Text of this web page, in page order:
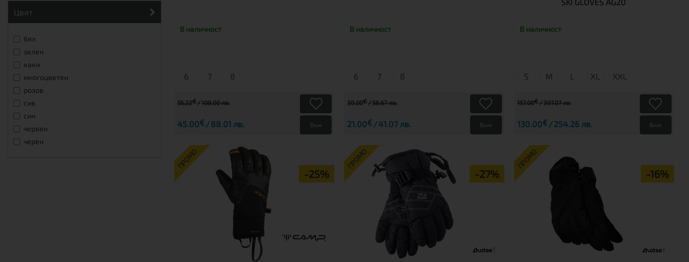
цвят
бял
зелен
каки
многоцветен
розов
сив
син
червен
черен
В наличност
6 7 8
55.22€ 108.00 лв.
45.00€ 88.01 лв. Виж
В наличност
6 7 8
30.00€ 58.67 лв.
21.00€ 41.07 лв. Виж
В наличност
S М L XL XXL
157.00€ 307.07 лв.
130.00€ 254.26 лв. Виж
ПРОМО
-25%
ПРОМО
-27%
ПРОМО
-16%